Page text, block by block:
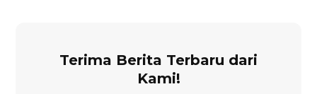
Terima Berita Terbaru dari
Kami!